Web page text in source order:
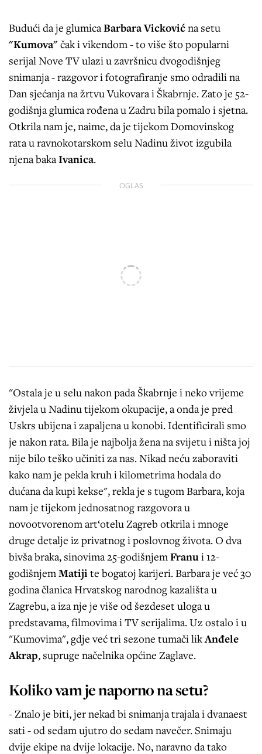
Budući da je glumicaBarbara Vickovićna setu
"Kumova" čak i vikendom - to više što popularni
serijal Nove TV ulazi u završnicu dvogodišnjeg
snimanja - razgovor i fotografiranje smo odradili na
Dan sjećanja na žrtvu Vukovara i Škabrnje. Zato je 52-
godišnja glumica rođena u Zadru bila pomalo i sjetna.
Otkrila nam je, naime, da je tijekom Domovinskog
rata u ravnokotarskom selu Nadinu život izgubila
njena bakaIvanica.
OGLAS
"Ostala je u selu nakon pada Škabrnje i neko vrijeme
živjela u Nadinu tijekom okupacije, a onda je pred
Uskrs ubijena i zapaljena u konobi. Identificirali smo
je nakon rata. Bila je najbolja žena na svijetu i ništa joj
nije bilo teško učiniti za nas. Nikad neću zaboraviti
kako nam je pekla kruh i kilometrima hodala do
dućana da kupi kekse", rekla je s tugom Barbara, koja
nam je tijekom jednosatnog razgovora u
novootvorenom art‘otelu Zagreb otkrila i mnoge
druge detalje iz privatnog i poslovnog života. O dva
bivša braka, sinovima 25-godišnjemFranui 12-
godišnjemMatiji te bogatoj karijeri. Barbara je već 30
godina članica Hrvatskog narodnog kazališta u
Zagrebu, a iza nje je više od šezdeset uloga u
predstavama, filmovima i TV serijalima. Uz ostalo i u
"Kumovima", gdje već tri sezone tumači likAnđele
Akrap, supruge načelnika općine Zaglave.
Koliko vam je naporno na setu?
- Znalo je biti, jer nekad bi snimanja trajala i dvanaest
sati - od sedam ujutro do sedam navečer. Snimaju
dvije ekipe na dvije lokacije. No, naravno da tako